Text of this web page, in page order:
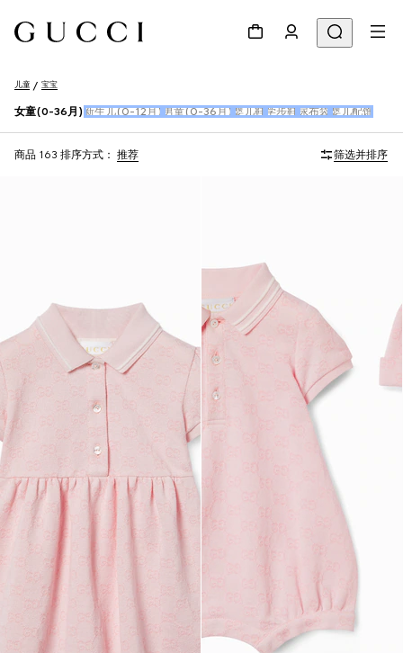
儿童 宝宝
女童(0-36月) 新生儿(0-12月) 男童(0-36月) 婴儿鞋 学步鞋 尿布袋 婴儿配饰
商品 163 排序方式： 推荐 筛选并排序